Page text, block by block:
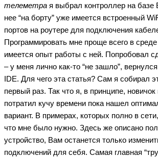
телеметра я выбрал контроллер на базе
нее “на борту” уже имеется встроенный
портов на роутере для подключения
Программировать мне проще всего в среде
имеется опыт работы с ней. Попробовал
– у меня лично как-то “не зашло”,
IDE. Для чего эта статья? Сам я собирал
первый раз. Так что я, в принципе,
потратил кучу времени пока нашел
вариант. В примерах, которых полно в
что мне было нужно. Здесь же описано
устройство, Вам останется только
подключений для себя. Самая главная